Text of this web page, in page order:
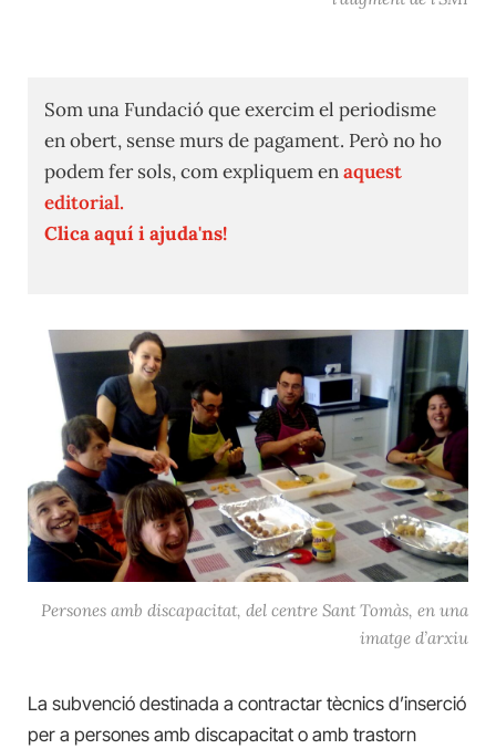
Som una Fundació que exercim el periodisme
en obert, sense murs de pagament. Però no ho
podem fer sols, com expliquem enaquest
editorial.
Clica aquí i ajuda'ns!
Persones amb discapacitat, del centre Sant Tomàs, en una
imatge d’arxiu
La subvenció destinada a contractar tècnics d’inserció
per a persones amb discapacitat o amb trastorn